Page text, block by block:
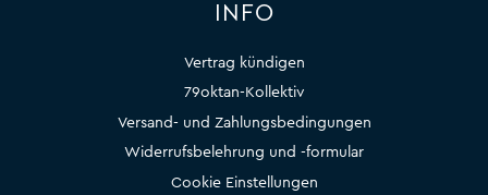
INFO
Vertrag kündigen
79oktan-Kollektiv
Versand- und Zahlungsbedingungen
Widerrufsbelehrung und -formular
Cookie Einstellungen